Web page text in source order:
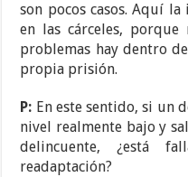
son pocos casos. Aquí la
en las cárceles, porque
problemas hay dentro
propia prisión.
P: En este sentido, si un
nivel realmente bajo y
delincuente, ¿está
readaptación?